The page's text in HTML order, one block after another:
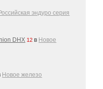
эндуро серия
DHX 12 в Новое
Новое железо